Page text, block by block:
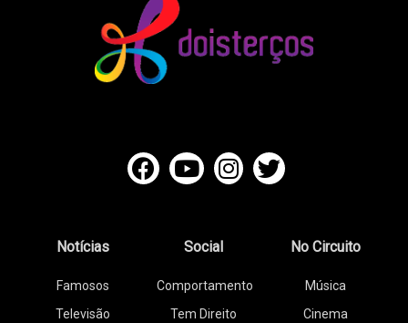
Notícias
Famosos
Televisão
Social
Comportamento
Tem Direito
No Circuito
Música
Cinema